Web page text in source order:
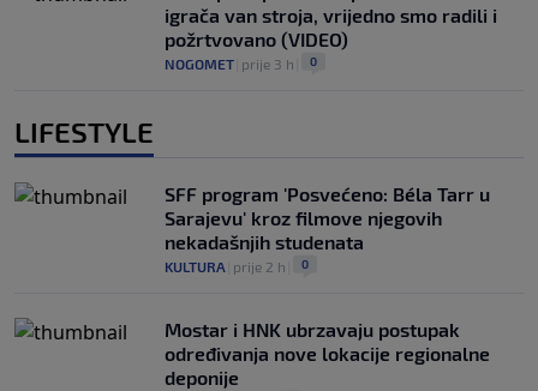
igrača van stroja, vrijedno smo radili i
požrtvovano (VIDEO)
NOGOMET prije 3 h 0
LIFESTYLE
SFF program 'Posvećeno: Béla Tarr u
Sarajevu' kroz filmove njegovih
nekadašnjih studenata
KULTURA prije 2 h 0
Mostar i HNK ubrzavaju postupak
određivanja nove lokacije regionalne
deponije